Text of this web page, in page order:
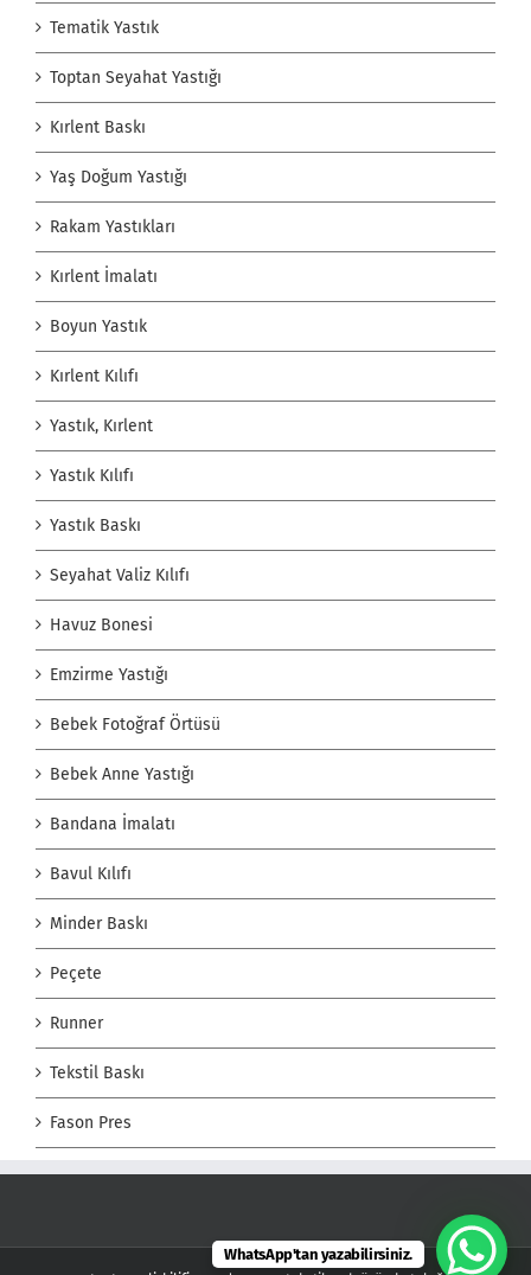
Tematik Yastık
Toptan Seyahat Yastığı
Kırlent Baskı
Yaş Doğum Yastığı
Rakam Yastıkları
Kırlent İmalatı
Boyun Yastık
Kırlent Kılıfı
Yastık, Kırlent
Yastık Kılıfı
Yastık Baskı
Seyahat Valiz Kılıfı
Havuz Bonesi
Emzirme Yastığı
Bebek Fotoğraf Örtüsü
Bebek Anne Yastığı
Bandana İmalatı
Bavul Kılıfı
Minder Baskı
Peçete
Runner
Tekstil Baskı
Fason Pres
WhatsApp'tan yazabilirsiniz.